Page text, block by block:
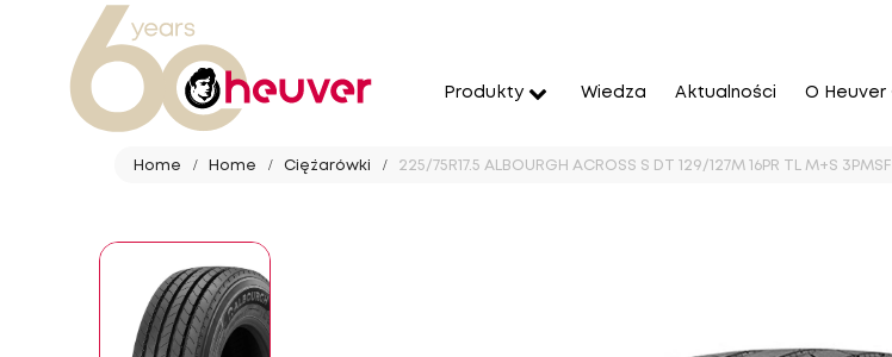
Produkty Wiedza Aktualności O Heuver
Home Home Ciężarówki 225/75R17.5 ALBOURGH ACROSS S DT 129/127M 16PR TL M+S 3PMSF